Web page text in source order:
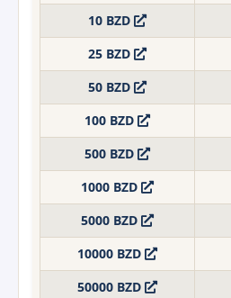
10 BZD
25 BZD
50 BZD
100 BZD
500 BZD
1000 BZD
5000 BZD
10000 BZD
50000 BZD